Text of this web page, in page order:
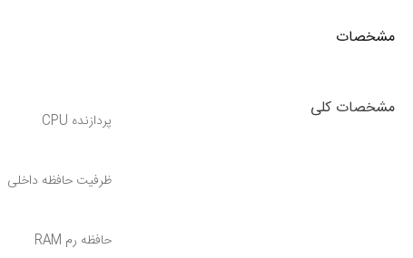
مشخصات
مشخصات کلی
پردازنده CPU
ظرفیت حافظه داخلی
حافظه رم RAM